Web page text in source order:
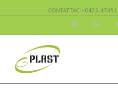
CONTATTACI - 0425
Pinterest